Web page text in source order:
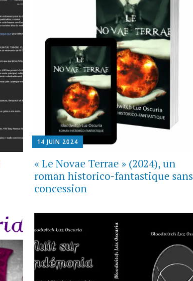
14 JUIN 2024
« Le Novae Terrae » (2024), un
roman historico-fantastique sans
concession